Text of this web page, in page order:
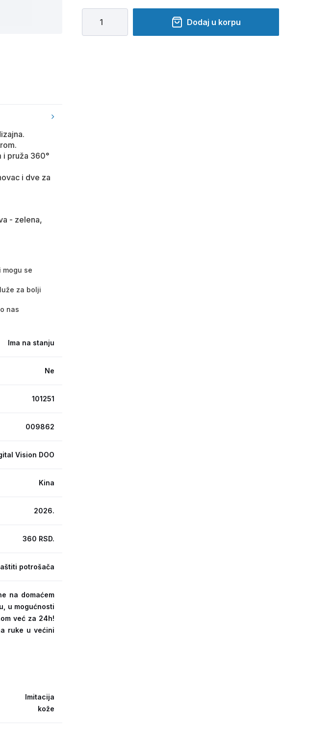
i pruža 360°
i dve za
- zelena,
se
za bolji
nas
Ima na stanju
Ne
101251
009862
Vision DOO
Kina
2026.
360 RSD.
potrošača
na domaćem
u mogućnosti
već za 24h!
ruke u većini
Imitacija
kože
Dodaj u korpu